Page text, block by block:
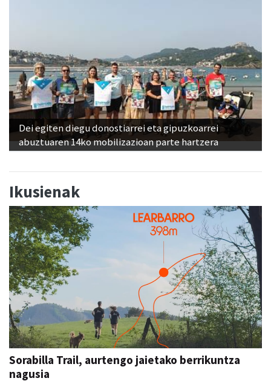
Dei egiten diegu donostiarrei eta gipuzkoarrei
abuztuaren 14ko mobilizazioan parte hartzera
Ikusienak
Sorabilla Trail, aurtengo jaietako berrikuntza
nagusia